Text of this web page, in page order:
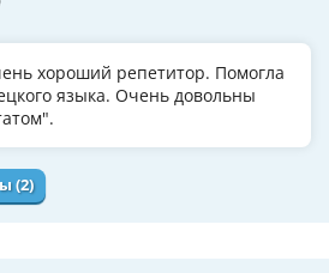
хороший репетитор. Помогла
языка. Очень довольны
(2)